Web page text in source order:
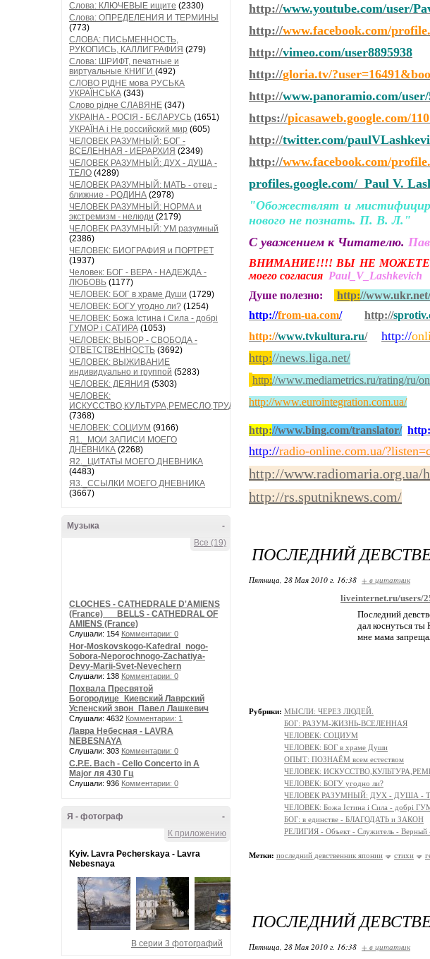
Слова: КЛЮЧЕВЫЕ ищите (2330)
Слова: ОПРЕДЕЛЕНИЯ И ТЕРМИНЫ
(773)
СЛОВА: ПИСЬМЕННОСТЬ,
РУКОПИСЬ, КАЛЛИГРАФИЯ (279)
Слова: ШРИФТ, печатные и
виртуальные КНИГИ (492)
СЛОВО РІДНЕ мова РУСЬКА
УКРАЇНСЬКА (343)
Слово рідне СЛАВЯНЕ (347)
УКРАІНА - РОСІЯ - БЄЛАРУСЬ (1651)
УКРАЇНА і Не российский мир (605)
ЧЕЛОВЕК РАЗУМНЫЙ: БОГ -
ВСЕЛЕННАЯ - ИЕРАРХИЯ (2349)
ЧЕЛОВЕК РАЗУМНЫЙ: ДУХ - ДУША -
ТЕЛО (4289)
ЧЕЛОВЕК РАЗУМНЫЙ: МАТЬ - отец -
ближние - РОДИНА (2978)
ЧЕЛОВЕК РАЗУМНЫЙ: НОРМА и
экстремизм - нелюди (2179)
ЧЕЛОВЕК РАЗУМНЫЙ: УМ разумный
(2386)
ЧЕЛОВЕК: БИОГРАФИЯ и ПОРТРЕТ
(1937)
Человек: БОГ - ВЕРА - НАДЕЖДА -
ЛЮБОВЬ (1177)
ЧЕЛОВЕК: БОГ в храме Души (1729)
ЧЕЛОВЕК: БОГУ угодно ли? (1254)
ЧЕЛОВЕК: Божа Істина і Сила - добрі
ГУМОР і САТИРА (1053)
ЧЕЛОВЕК: ВЫБОР - СВОБОДА -
ОТВЕТСТВЕННОСТЬ (3692)
ЧЕЛОВЕК: ВЫЖИВАНИЕ
индивидуально и группой (5283)
ЧЕЛОВЕК: ДЕЯНИЯ (5303)
ЧЕЛОВЕК:
ИСКУССТВО,КУЛЬТУРА,РЕМЕСЛО,ТРУД
(7368)
ЧЕЛОВЕК: СОЦИУМ (9166)
Я1._МОИ ЗАПИСИ МОЕГО
ДНЕВНИКА (2268)
Я2._ЦИТАТЫ МОЕГО ДНЕВНИКА
(4483)
Я3._ССЫЛКИ МОЕГО ДНЕВНИКА
(3667)
-
Музыка
Все (19)
CLOCHES - CATHEDRALE D'AMIENS
(France) __ BELLS - CATHEDRAL OF
AMIENS (France)
Слушали: 154 Комментарии: 0
Hor-Moskovskogo-Kafedral_nogo-
Sobora-Neporochnogo-Zachatiya-
Devy-Marii-Svet-Nevechern
Слушали: 138 Комментарии: 0
Похвала Пресвятой
Богородице_Киевский Лаврский
Успенский звон_Павел Лашкевич
Слушали: 4632 Комментарии: 1
Лавра Небесная - LAVRA
NEBESNAYA
Слушали: 303 Комментарии: 0
C.P.E. Bach - Cello Concerto in A
Major ля 430 Гц
Слушали: 936 Комментарии: 0
-
Я - фотограф
К приложению
Kyiv. Lavra Pecherskaya - Lavra
Nebesnaya
В серии 3 фотографий
http://www.youtube.com/user/
http://www.facebook.com/
http://vimeo.com/user8895938
http://gloria.tv/
http://www.panoramio.com/user/
https://picasaweb.google.com/
http://twitter.com/
http://www.facebook.com/
profiles.google.com/ Paul V.
"Обожествлят и
нового не познать. П. В. Л."
С уважением к Читателю.
ВНИМАНИЕ!!!! ВЫ НЕ МОЖЕТЕ
моего согласия Paul_V_Lashkevich
Душе полезно:
http://www.ukr.net/
http://from-ua.com/ http://
http://www.tvkultura.ru/ http://
http://news.liga.net/
http://www.mediametrics.ru/rating/ru/
http://www.eurointegration.com.ua/
http://www.bing.com/translator/
http://radio-online.com.ua/
http://www.radiomaria.org.ua/
http://rs.sputniknews.com/
ПОСЛЕДНИЙ
Пятница, 28 Мая 2010 г. 16:38 + в цитатник
liveinternet.ru/users/
Последний
дал коснуться
мне мама
Рубрики: МЫСЛИ: ЧЕРЕЗ ЛЮДЕЙ.
БОГ: РАЗУМ-ЖИЗНЬ-ВСЕЛЕННАЯ
ЧЕЛОВЕК: СОЦИУМ
ЧЕЛОВЕК: БОГ в храме Души
ОПЫТ: ПОЗНАЁМ всем естеством
ЧЕЛОВЕК:
ЧЕЛОВЕК: БОГУ угодно ли?
ЧЕЛОВЕК РАЗУМНЫЙ: ДУХ - ДУША -
ЧЕЛОВЕК: Божа Істина і Сила - добрі
БОГ: в единстве - БЛАГОДАТЬ и ЗАКОН
РЕЛИГИЯ - Объект - Служитель - Верный
Метки: последний девственник японии стихи
ПОСЛЕДНИЙ
Пятница, 28 Мая 2010 г. 16:38 + в цитатник